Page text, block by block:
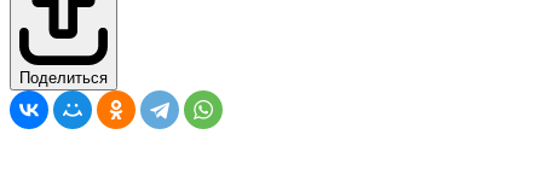
Поделиться